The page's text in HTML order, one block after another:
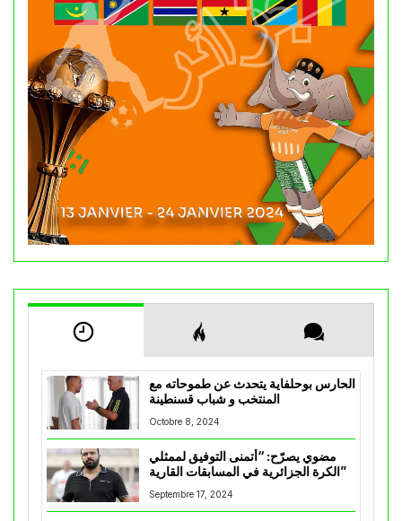
الحارس بوحلفاية يتحدث عن طموحاته مع
المنتخب و شباب قسنطينة
Octobre 8, 2024
مضوي يصرّح: “أتمنى التوفيق لممثلي
الكرة الجزائرية في المسابقات القارية”
Septembre 17, 2024